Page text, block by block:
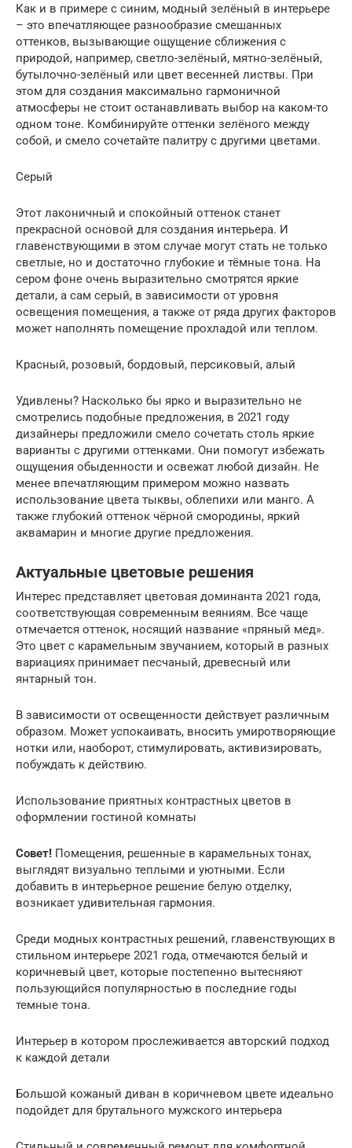
Как и в примере с синим, модный зелёный в интерьере
– это впечатляющее разнообразие смешанных
оттенков, вызывающие ощущение сближения с
природой, например, светло-зелёный, мятно-зелёный,
бутылочно-зелёный или цвет весенней листвы. При
этом для создания максимально гармоничной
атмосферы не стоит останавливать выбор на каком-то
одном тоне. Комбинируйте оттенки зелёного между
собой, и смело сочетайте палитру с другими цветами.
Серый
Этот лаконичный и спокойный оттенок станет
прекрасной основой для создания интерьера. И
главенствующими в этом случае могут стать не только
светлые, но и достаточно глубокие и тёмные тона. На
сером фоне очень выразительно смотрятся яркие
детали, а сам серый, в зависимости от уровня
освещения помещения, а также от ряда других факторов
может наполнять помещение прохладой или теплом.
Красный, розовый, бордовый, персиковый, алый
Удивлены? Насколько бы ярко и выразительно не
смотрелись подобные предложения, в 2021 году
дизайнеры предложили смело сочетать столь яркие
варианты с другими оттенками. Они помогут избежать
ощущения обыденности и освежат любой дизайн. Не
менее впечатляющим примером можно назвать
использование цвета тыквы, облепихи или манго. А
также глубокий оттенок чёрной смородины, яркий
аквамарин и многие другие предложения.
Актуальные цветовые решения
Интерес представляет цветовая доминанта 2021 года,
соответствующая современным веяниям. Все чаще
отмечается оттенок, носящий название «пряный мед».
Это цвет с карамельным звучанием, который в разных
вариациях принимает песчаный, древесный или
янтарный тон.
В зависимости от освещенности действует различным
образом. Может успокаивать, вносить умиротворяющие
нотки или, наоборот, стимулировать, активизировать,
побуждать к действию.
Использование приятных контрастных цветов в
оформлении гостиной комнаты
Совет! Помещения, решенные в карамельных тонах,
выглядят визуально теплыми и уютными. Если
добавить в интерьерное решение белую отделку,
возникает удивительная гармония.
Среди модных контрастных решений, главенствующих в
стильном интерьере 2021 года, отмечаются белый и
коричневый цвет, которые постепенно вытесняют
пользующийся популярностью в последние годы
темные тона.
Интерьер в котором прослеживается авторский подход
к каждой детали
Большой кожаный диван в коричневом цвете идеально
подойдет для брутального мужского интерьера